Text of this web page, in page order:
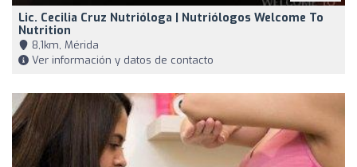
Lic. Cecilia Cruz Nutrióloga | Nutriólogos Welcome To
Nutrition
8,1km, Mérida
Ver información y datos de contacto